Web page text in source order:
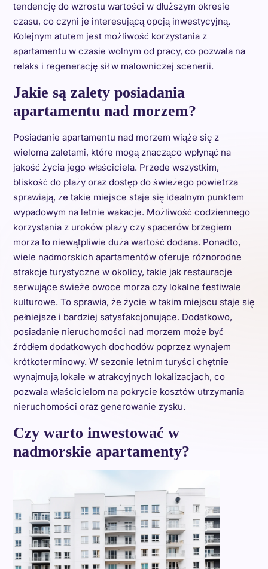
tendencję do wzrostu wartości w dłuższym okresie
czasu, co czyni je interesującą opcją inwestycyjną.
Kolejnym atutem jest możliwość korzystania z
apartamentu w czasie wolnym od pracy, co pozwala na
relaks i regenerację sił w malowniczej scenerii.
Jakie są zalety posiadania
apartamentu nad morzem?
Posiadanie apartamentu nad morzem wiąże się z
wieloma zaletami, które mogą znacząco wpłynąć na
jakość życia jego właściciela. Przede wszystkim,
bliskość do plaży oraz dostęp do świeżego powietrza
sprawiają, że takie miejsce staje się idealnym punktem
wypadowym na letnie wakacje. Możliwość codziennego
korzystania z uroków plaży czy spacerów brzegiem
morza to niewątpliwie duża wartość dodana. Ponadto,
wiele nadmorskich apartamentów oferuje różnorodne
atrakcje turystyczne w okolicy, takie jak restauracje
serwujące świeże owoce morza czy lokalne festiwale
kulturowe. To sprawia, że życie w takim miejscu staje się
pełniejsze i bardziej satysfakcjonujące. Dodatkowo,
posiadanie nieruchomości nad morzem może być
źródłem dodatkowych dochodów poprzez wynajem
krótkoterminowy. W sezonie letnim turyści chętnie
wynajmują lokale w atrakcyjnych lokalizacjach, co
pozwala właścicielom na pokrycie kosztów utrzymania
nieruchomości oraz generowanie zysku.
Czy warto inwestować w
nadmorskie apartamenty?